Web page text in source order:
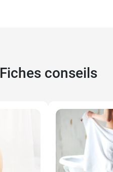
Fiches conseils